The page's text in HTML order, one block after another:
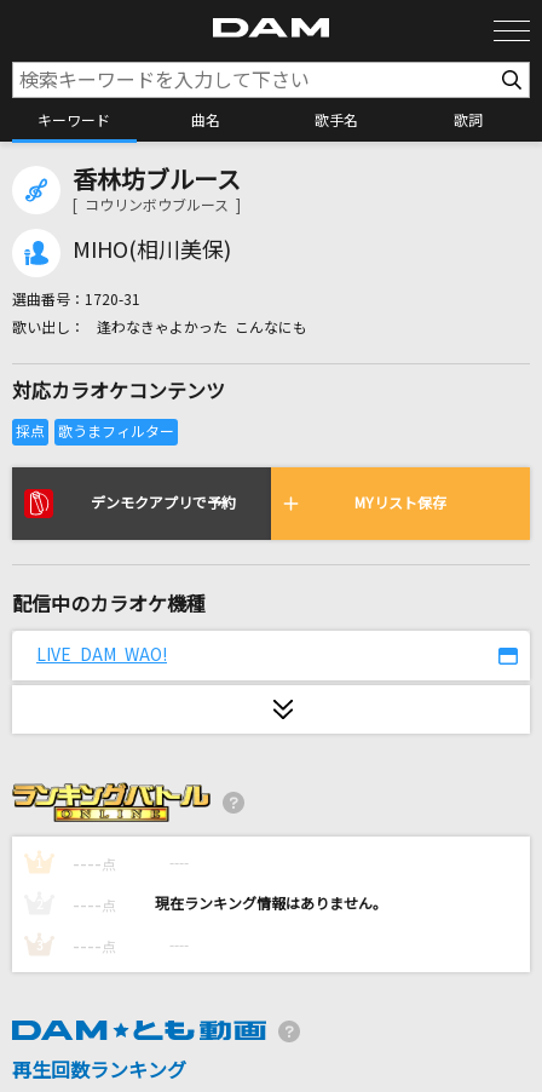
キーワード 曲名 歌手名 歌詞
カラオケ検索
カラオケ店舗検索
リアルタイムで歌われている曲の一覧
1/3の純情な感情
[生音]メロディー
追熟
龍ヶ崎リン
菅田将暉
BLUE ENCOUNT
香林坊ブルース
[ コウリンボウブルース ]
MIHO(相川美保)
選曲番号： 1720-31
逢わなきゃよかった こんなにも
対応カラオケコンテンツ
デンモクアプリで予約 MYリスト保存
配信中のカラオケ機種
LIVE DAM WAO!
1 ---- 点 ----
---- 点 ----
3 ---- 点 ----
再生回数ランキング